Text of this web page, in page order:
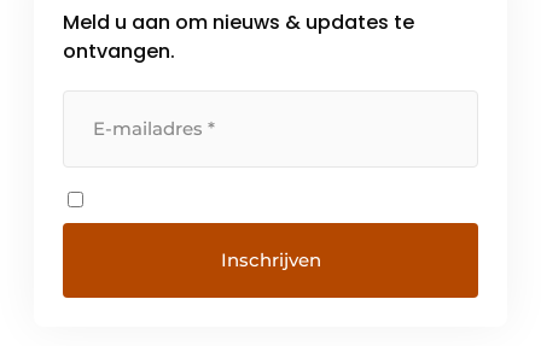
Meld u aan om nieuws & updates te
ontvangen.